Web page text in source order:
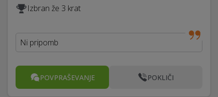
Izbran že 3 krat
Ni pripomb
POVPRAŠEVANJE POKLIČI